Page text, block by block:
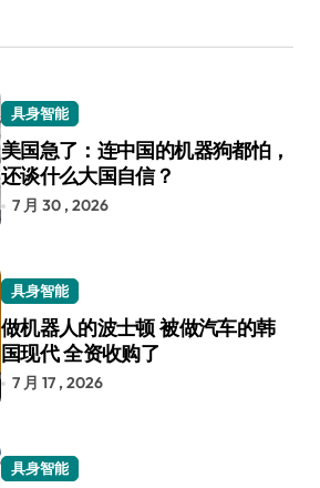
具身智能
美国急了：连中国的机器狗都怕，
还谈什么大国自信？
7 月 30 , 2026
具身智能
做机器人的波士顿 被做汽车的韩
国现代 全资收购了
7 月 17 , 2026
具身智能